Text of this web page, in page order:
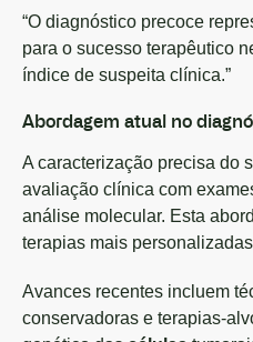
“O diagnóstico precoce
para o sucesso terapêutico
índice de suspeita clínica.”
Abordagem atual no
A caracterização precisa do
avaliação clínica com
análise molecular. Esta
terapias mais
Avances recentes incluem
conservadoras e terapias-